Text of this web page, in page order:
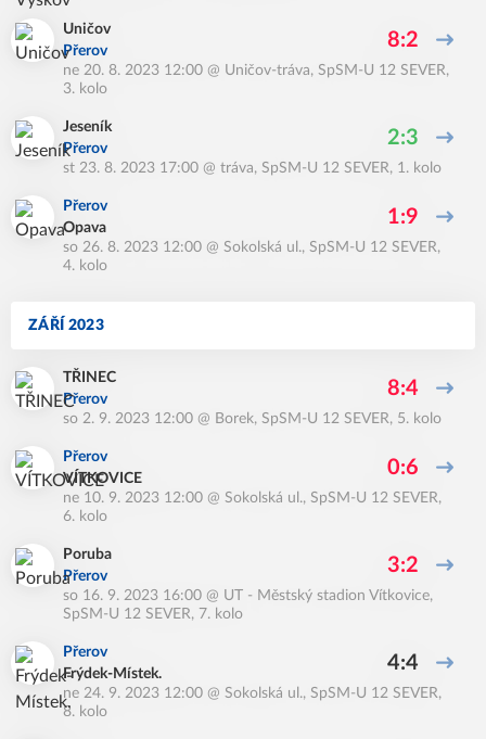
Uničov
Přerov
8:2
ne 20. 8. 2023 12:00 @ Uničov-tráva, SpSM-U 12 SEVER,
3. kolo
Jeseník
Přerov
2:3
st 23. 8. 2023 17:00 @ tráva, SpSM-U 12 SEVER, 1. kolo
Přerov
Opava
1:9
so 26. 8. 2023 12:00 @ Sokolská ul., SpSM-U 12 SEVER,
4. kolo
ZÁŘÍ 2023
TŘINEC
Přerov
8:4
so 2. 9. 2023 12:00 @ Borek, SpSM-U 12 SEVER, 5. kolo
Přerov
VÍTKOVICE
0:6
ne 10. 9. 2023 12:00 @ Sokolská ul., SpSM-U 12 SEVER,
6. kolo
Poruba
Přerov
3:2
so 16. 9. 2023 16:00 @ UT - Městský stadion Vítkovice,
SpSM-U 12 SEVER, 7. kolo
Přerov
Frýdek-Místek.
4:4
ne 24. 9. 2023 12:00 @ Sokolská ul., SpSM-U 12 SEVER,
8. kolo